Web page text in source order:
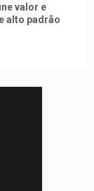
valor e
alto padrão